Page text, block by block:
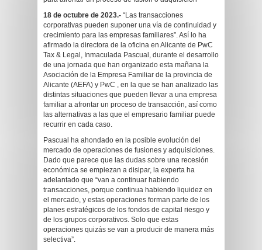
18 de octubre de 2023.- “Las transacciones
corporativas pueden suponer una vía de continuidad y
crecimiento para las empresas familiares”. Así lo ha
afirmado la directora de la oficina en Alicante de PwC
Tax & Legal, Inmaculada Pascual, durante el desarrollo
de una jornada que han organizado esta mañana la
Asociación de la Empresa Familiar de la provincia de
Alicante (AEFA) y PwC , en la que se han analizado las
distintas situaciones que pueden llevar a una empresa
familiar a afrontar un proceso de transacción, así como
las alternativas a las que el empresario familiar puede
recurrir en cada caso.
Pascual ha ahondado en la posible evolución del
mercado de operaciones de fusiones y adquisiciones.
Dado que parece que las dudas sobre una recesión
económica se empiezan a disipar, la experta ha
adelantado que “van a continuar habiendo
transacciones, porque continua habiendo liquidez en
el mercado, y estas operaciones forman parte de los
planes estratégicos de los fondos de capital riesgo y
de los grupos corporativos. Solo que estas
operaciones quizás se van a producir de manera más
selectiva”.